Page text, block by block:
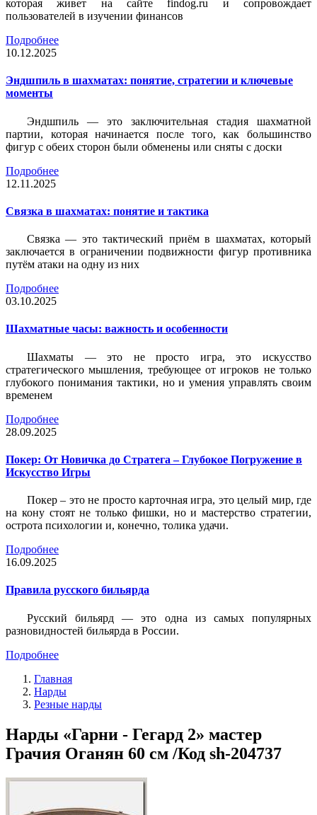
которая живет на сайте findog.ru и сопровождает
пользователей в изучении финансов
Подробнее
10.12.2025
Эндшпиль в шахматах: понятие, стратегии и ключевые
моменты
Эндшпиль — это заключительная стадия шахматной
партии, которая начинается после того, как большинство
фигур с обеих сторон были обменены или сняты с доски
Подробнее
12.11.2025
Связка в шахматах: понятие и тактика
Связка — это тактический приём в шахматах, который
заключается в ограничении подвижности фигур противника
путём атаки на одну из них
Подробнее
03.10.2025
Шахматные часы: важность и особенности
Шахматы — это не просто игра, это искусство
стратегического мышления, требующее от игроков не только
глубокого понимания тактики, но и умения управлять своим
временем
Подробнее
28.09.2025
Покер: От Новичка до Стратега – Глубокое Погружение в
Искусство Игры
Покер – это не просто карточная игра, это целый мир, где
на кону стоят не только фишки, но и мастерство стратегии,
острота психологии и, конечно, толика удачи.
Подробнее
16.09.2025
Правила русского бильярда
Русский бильярд — это одна из самых популярных
разновидностей бильярда в России.
Подробнее
Главная
Нарды
Резные нарды
Нарды «Гарни - Гегард 2» мастер
Грачия Оганян 60 см /Код sh-204737